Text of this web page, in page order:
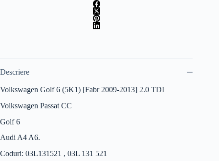
Descriere
Volkswagen Golf 6 (5K1) [Fabr 2009-2013] 2.0 TDI
Volkswagen Passat CC
Golf 6
Audi A4 A6.
Coduri: 03L131521 , 03L 131 521